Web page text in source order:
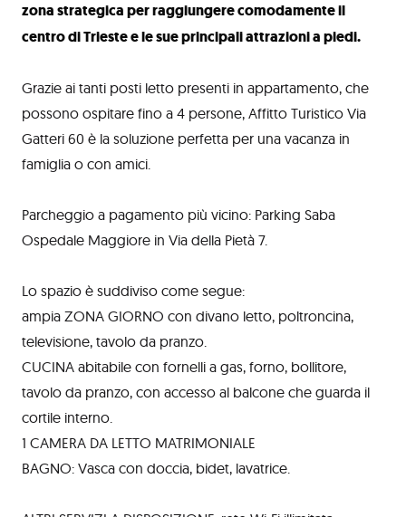
zona strategica per raggiungere comodamente il
centro di Trieste e le sue principali attrazioni a piedi.
Grazie ai tanti posti letto presenti in appartamento, che
possono ospitare fino a 4 persone, Affitto Turistico Via
Gatteri 60 è la soluzione perfetta per una vacanza in
famiglia o con amici.
Parcheggio a pagamento più vicino: Parking Saba
Ospedale Maggiore in Via della Pietà 7.
Lo spazio è suddiviso come segue:
ampia ZONA GIORNO con divano letto, poltroncina,
televisione, tavolo da pranzo.
CUCINA abitabile con fornelli a gas, forno, bollitore,
tavolo da pranzo, con accesso al balcone che guarda il
cortile interno.
1 CAMERA DA LETTO MATRIMONIALE
BAGNO: Vasca con doccia, bidet, lavatrice.